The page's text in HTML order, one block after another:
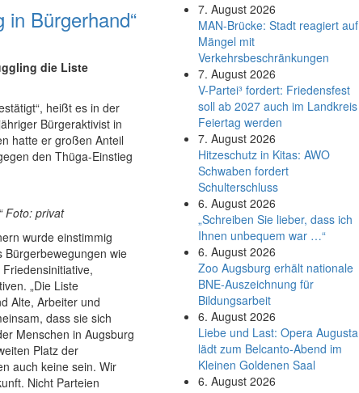
in Bürgerhand“
die Liste
heißt es in der
Bürgeraktivist in
hatte er großen Anteil
den Thüga-Einstieg
Foto: privat
wurde einstimmig
Bürgerbewegungen wie
„Die Liste
Alte, Arbeiter und
dass sie sich
Menschen in Augsburg
Platz der
auch keine sein. Wir
Nicht Parteien
7. August 2026
MAN-Brücke: Stadt reagiert auf
Mängel mit
Verkehrsbeschränkungen
7. August 2026
V-Partei­³ fordert: Friedens­fest
soll ab 2027 auch im Land­kreis
Feier­tag werden
7. August 2026
Hitzeschutz in Kitas: AWO
Schwaben fordert
Schulterschluss
6. August 2026
„Schreiben Sie lieber, dass ich
Ihnen unbequem war …“
6. August 2026
Zoo Augsburg erhält nationale
BNE-Auszeichnung für
Bildungsarbeit
6. August 2026
Liebe und Last: Opera Augusta
lädt zum Belcanto-Abend im
Kleinen Goldenen Saal
6. August 2026